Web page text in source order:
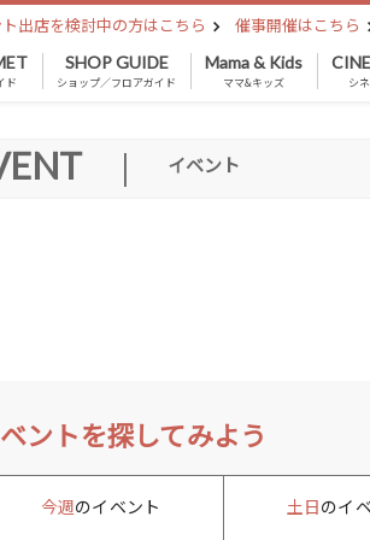
出店を検討中の方はこちら 催事開催はこちら
ド
SHOP GUIDE
ショップ／フロアガイド
Mama & Kids
ママ&キッズ シ
| イベント
ントを探してみよう
今週のイベント 土日のイ